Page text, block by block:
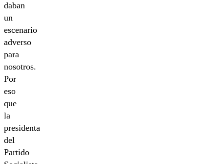
daban
un
escenario
adverso
para
nosotros.
Por
eso
que
la
presidenta
del
Partido